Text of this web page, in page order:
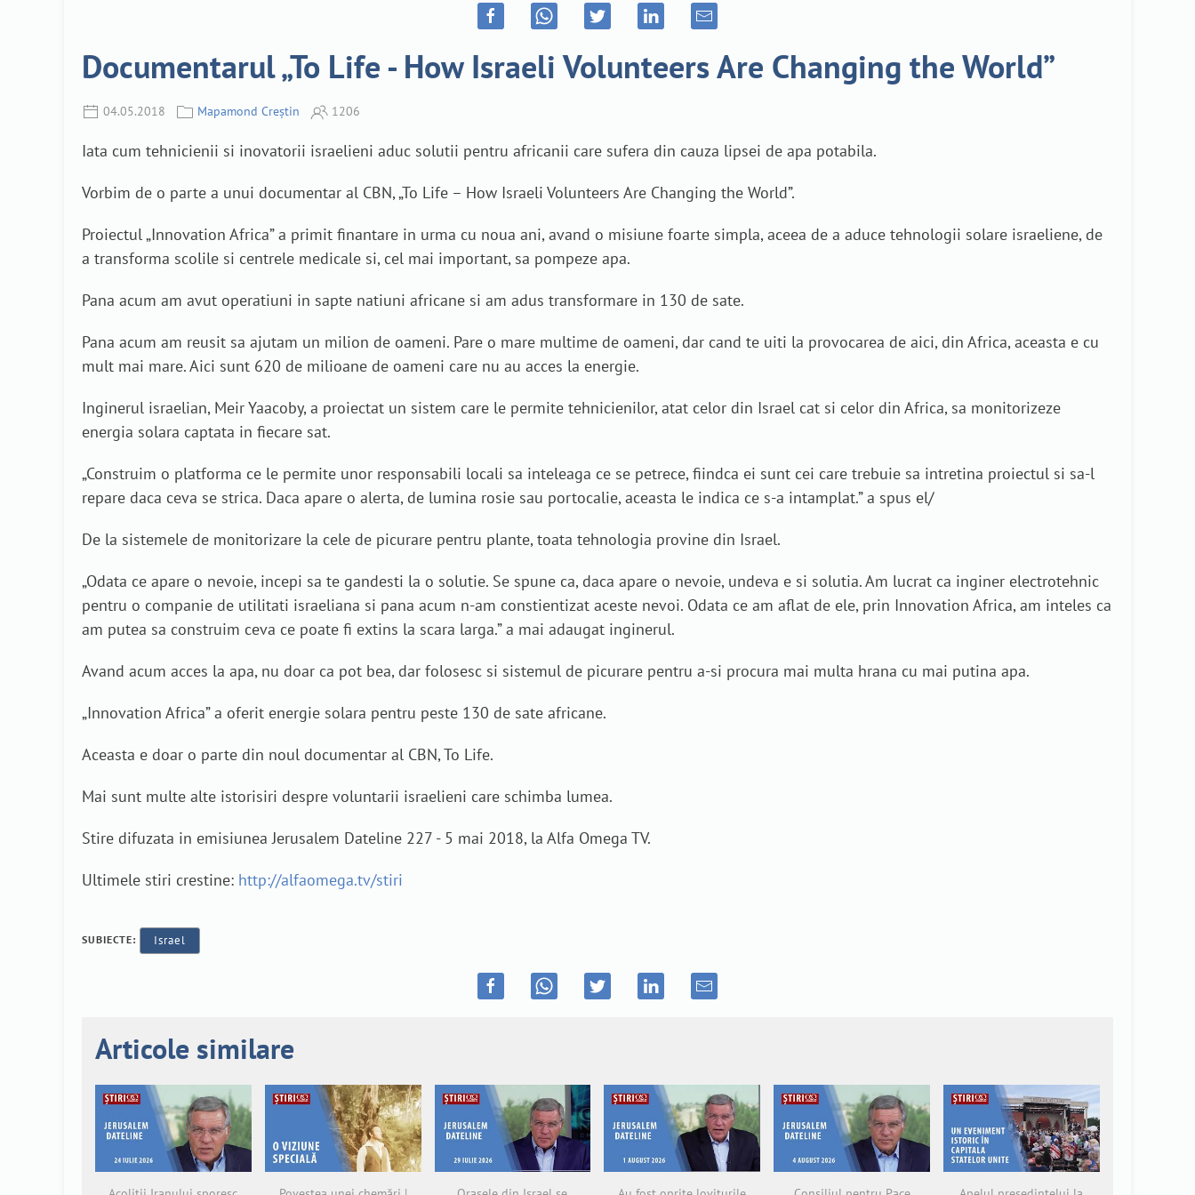
Documentarul „To Life - How Israeli Volunteers Are Changing the World”
04.05.2018 Mapamond Creștin 1206
Iata cum tehnicienii si inovatorii israelieni aduc solutii pentru africanii care sufera din cauza lipsei de apa potabila.
Vorbim de o parte a unui documentar al CBN, „To Life – How Israeli Volunteers Are Changing the World”.
Proiectul „Innovation Africa” a primit finantare in urma cu noua ani, avand o misiune foarte simpla, aceea de a aduce tehnologii solare israeliene, de
a transforma scolile si centrele medicale si, cel mai important, sa pompeze apa.
Pana acum am avut operatiuni in sapte natiuni africane si am adus transformare in 130 de sate.
Pana acum am reusit sa ajutam un milion de oameni. Pare o mare multime de oameni, dar cand te uiti la provocarea de aici, din Africa, aceasta e cu
mult mai mare. Aici sunt 620 de milioane de oameni care nu au acces la energie.
Inginerul israelian, Meir Yaacoby, a proiectat un sistem care le permite tehnicienilor, atat celor din Israel cat si celor din Africa, sa monitorizeze
energia solara captata in fiecare sat.
„Construim o platforma ce le permite unor responsabili locali sa inteleaga ce se petrece, fiindca ei sunt cei care trebuie sa intretina proiectul si sa-l
repare daca ceva se strica. Daca apare o alerta, de lumina rosie sau portocalie, aceasta le indica ce s-a intamplat.” a spus el/
De la sistemele de monitorizare la cele de picurare pentru plante, toata tehnologia provine din Israel.
„Odata ce apare o nevoie, incepi sa te gandesti la o solutie. Se spune ca, daca apare o nevoie, undeva e si solutia. Am lucrat ca inginer electrotehnic
pentru o companie de utilitati israeliana si pana acum n-am constientizat aceste nevoi. Odata ce am aflat de ele, prin Innovation Africa, am inteles ca
am putea sa construim ceva ce poate fi extins la scara larga.” a mai adaugat inginerul.
Avand acum acces la apa, nu doar ca pot bea, dar folosesc si sistemul de picurare pentru a-si procura mai multa hrana cu mai putina apa.
„Innovation Africa” a oferit energie solara pentru peste 130 de sate africane.
Aceasta e doar o parte din noul documentar al CBN, To Life.
Mai sunt multe alte istorisiri despre voluntarii israelieni care schimba lumea.
Stire difuzata in emisiunea Jerusalem Dateline 227 - 5 mai 2018, la Alfa Omega TV.
Ultimele stiri crestine: http://alfaomega.tv/stiri
SUBIECTE: Israel
Articole similare